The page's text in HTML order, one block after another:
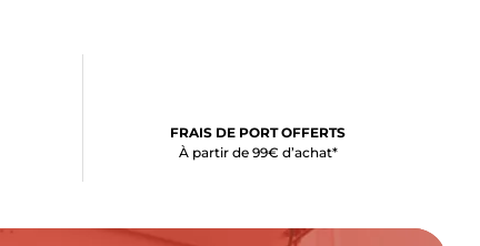
FRAIS DE PORT OFFERTS
À partir de 99€ d’achat*